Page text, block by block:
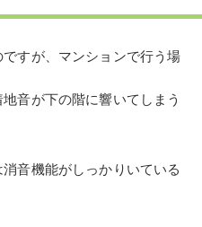
すが、マンションで行う場
音が下の階に響いてしまう
音機能がしっかりいている